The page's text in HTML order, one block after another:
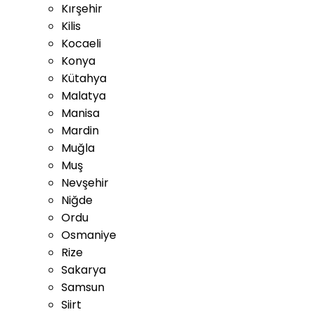
Kırşehir
Kilis
Kocaeli
Konya
Kütahya
Malatya
Manisa
Mardin
Muğla
Muş
Nevşehir
Niğde
Ordu
Osmaniye
Rize
Sakarya
Samsun
Siirt